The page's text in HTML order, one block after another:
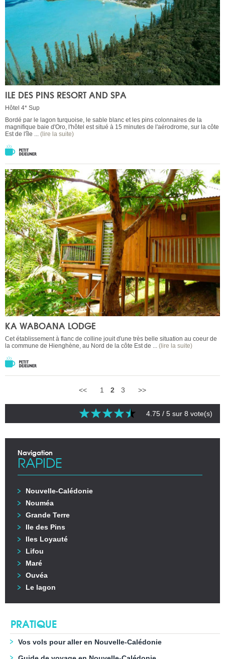
ILE DES PINS RESORT AND SPA
Hôtel 4* Sup
Bordé par le lagon turquoise, le sable blanc et les pins colonnaires de la
magnifique baie d'Oro, l'hôtel est situé à 15 minutes de l'aérodrome, sur la côte
Est de l'île ... (lire la suite)
KA WABOANA LODGE
Cet établissement à flanc de colline jouit d'une très belle situation au coeur de
la commune de Hienghène, au Nord de la côte Est de ... (lire la suite)
<< 1 2 3 >>
4.75 / 5 sur 8 vote(s)
Navigation
RAPIDE
Nouvelle-Calédonie
Nouméa
Grande Terre
Ile des Pins
Iles Loyauté
Lifou
Maré
Ouvéa
Le lagon
PRATIQUE
Vos vols pour aller en Nouvelle-Calédonie